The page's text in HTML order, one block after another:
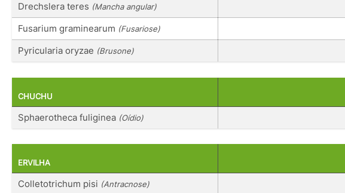
Drechslera teres (Mancha angular)
Fusarium graminearum (Fusariose)
Pyricularia oryzae (Brusone)
CHUCHU
Sphaerotheca fuliginea (Oídio)
ERVILHA
Colletotrichum pisi (Antracnose)